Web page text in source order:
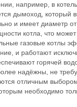
например, в
дымоход, который
и имеет диаметр
котла, что может
газовые котлы
и работают
горячей
надёжны, не
отличным
необходимо